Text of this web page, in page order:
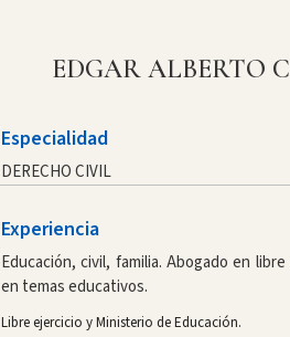
EDGAR ALBERTO
Especialidad
DERECHO CIVIL
Experiencia
Educación, civil, familia. Abogado en
en temas educativos.
Libre ejercicio y Ministerio de Educación.